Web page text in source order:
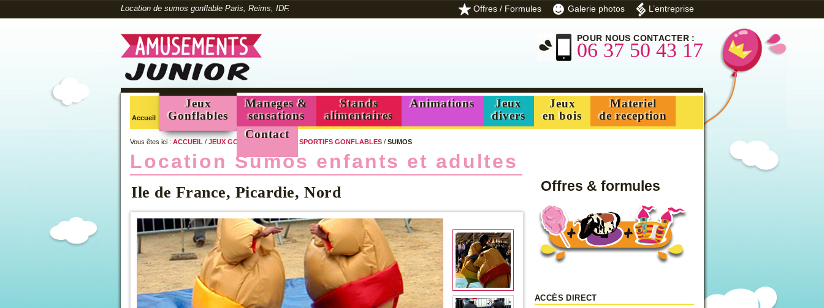
Location de sumos gonflable Paris, Reims, IDF. Offres / Formules Galerie photos L’entreprise
POUR NOUS CONTACTER :
06 37 50 43 17
Accueil
Jeux
Gonflables
Maneges &
sensations
Stands
alimentaires
Animations
Jeux
divers
Jeux
en bois
Materiel
de reception
Contact
Vous êtes ici : ACCUEIL / JEUX GONFLABLES JEUX SPORTIFS GONFLABLES / SUMOS
Location Sumos enfants et adultes
Ile de France, Picardie, Nord Offres & formules
ACCÈS DIRECT